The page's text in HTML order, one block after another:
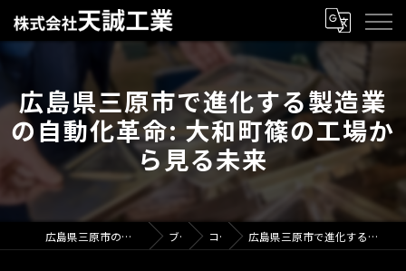
広島県三原市で進化する製造業
の自動化革命: 大和町篠の工場か
ら見る未来
広島県三原市の製造業で求人なら株式会社天誠工業 ブログ コラム 広島県三原市で進化する製造業の自動化革命: 大和町篠の工場から見る未来